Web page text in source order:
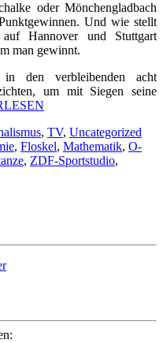
oder Mönchengladbach
Und wie stellt
Hannover und Stuttgart
man gewinnt.
den verbleibenden acht
um mit Siegen seine
, TV, Uncategorized
, Floskel, Mathematik, O-
, ZDF-Sportstudio,